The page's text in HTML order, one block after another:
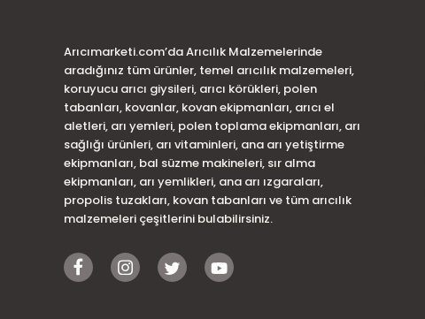
Arıcımarketi.com’da Arıcılık Malzemelerinde
aradığınız tüm ürünler, temel arıcılık malzemeleri,
koruyucu arıcı giysileri, arıcı körükleri, polen
tabanları, kovanlar, kovan ekipmanları, arıcı el
aletleri, arı yemleri, polen toplama ekipmanları, arı
sağlığı ürünleri, arı vitaminleri, ana arı yetiştirme
ekipmanları, bal süzme makineleri, sır alma
ekipmanları, arı yemlikleri, ana arı ızgaraları,
propolis tuzakları, kovan tabanları ve tüm arıcılık
malzemeleri çeşitlerini bulabilirsiniz.